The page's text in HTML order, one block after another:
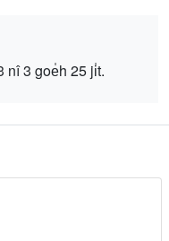
nî 3 goe̍h 25 ji̍t.